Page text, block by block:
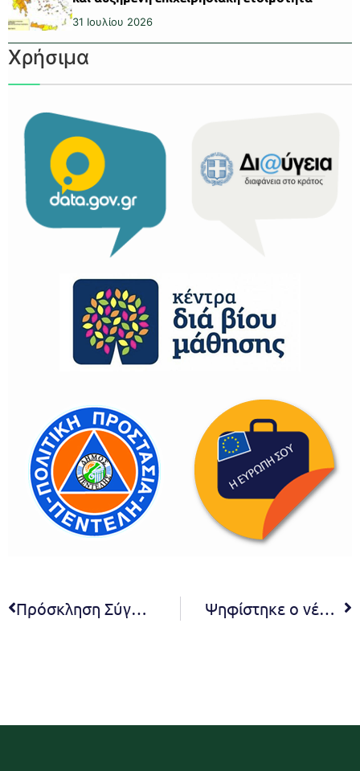
31 Ιουλίου 2026
Χρήσιμα
Πρόσκληση Σύγκλησης της 32ης κατεπείγουσας συνεδρίασης της Δημοτικής Επιτροπής. Ψηφίστηκε ο νέος Οργανισμός Εσωτερικών Υπηρεσιών (ΟΕΥ) του Δήμου Πεντέλης